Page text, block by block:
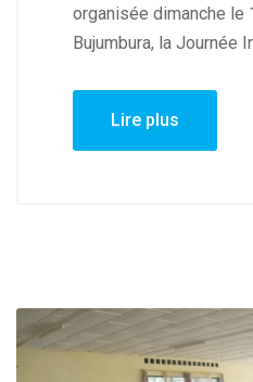
organisée dimanche le
Bujumbura, la Journée
Lire plus